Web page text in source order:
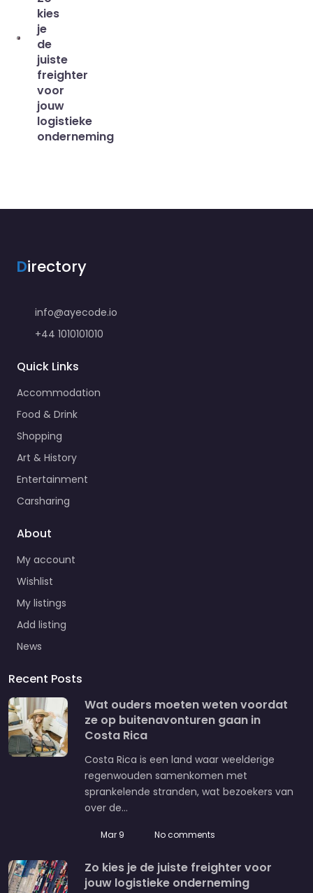
kies
je
de
juiste
freighter
voor
jouw
logistieke
onderneming
Directory
info@ayecode.io
+44 1010101010
Quick Links
Accommodation
Food & Drink
Shopping
Art & History
Entertainment
Carsharing
About
My account
Wishlist
My listings
Add listing
News
Recent Posts
Wat ouders moeten weten voordat
ze op buitenavonturen gaan in
Costa Rica
Costa Rica is een land waar weelderige
regenwouden samenkomen met
sprankelende stranden, wat bezoekers van
over de…
Mar 9 No comments
Zo kies je de juiste freighter voor
jouw logistieke onderneming